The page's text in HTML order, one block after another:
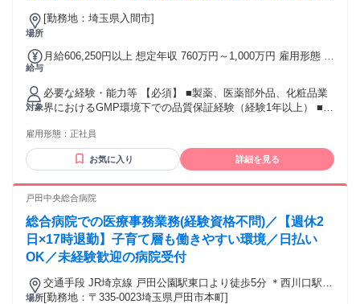
ムの維持・改善やグローバルプロジェクトへの参画な
ど、製造拠点を支える品質保証業務全般をリードして
場所
[勤務地：埼玉県入間市]
給与
月給606,250円以上 想定年収 760万円～1,000万円 雇用形態 正
￥606,250～ 基本給￥606,250～を含む/月 諸手当：通勤手当
（会社規定に基づき支給）、残業手当（残業時間に応じて別
途支給） 試用期間 有 期間：3ヶ月 備考：変更無
対象
必要な経験・能力等 【必須】 ■製薬、医薬部外品、化粧品業
界におけるGMP環境下での品質保証経験（経験1年以上） ■品
日常会話レベルで問題ございません） 将来的にはビジネスレ
ベルの英語力が必要となってきます。 学歴・資格 学歴：大学
院 大学 高専 短大 専修学校 語学力： 資格：
雇用形態： 正社員
お気に入り 詳細を見る
戸田中央総合病院
総合病院での医療事務業務(経験資格不問)／【週休2
日×17時退勤】子育て層も働きやすい環境／日払い
OK／未経験歓迎の病院受付
場所
交通手段 JR埼京線 戸田公園駅東口より徒歩5分 ＊西川口駅、
蕨駅からバスでの通勤も可能
[勤務地：〒335-0023埼玉県戸田市本町]